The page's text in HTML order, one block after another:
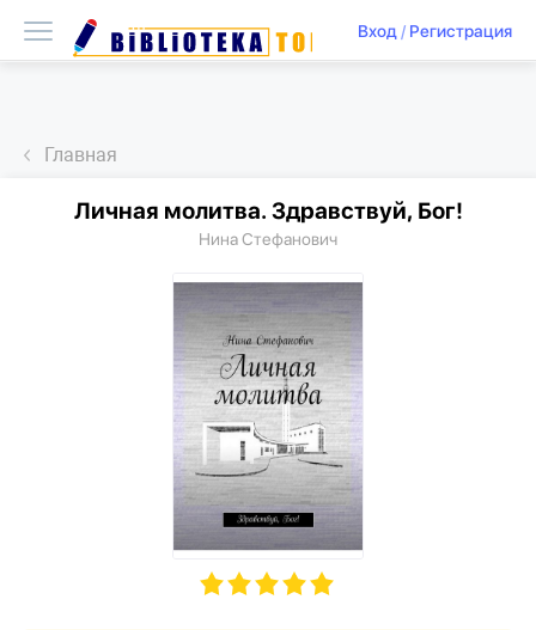
Вход/ Регистрация
Главная
Личная молитва. Здравствуй, Бог!
Нина Стефанович